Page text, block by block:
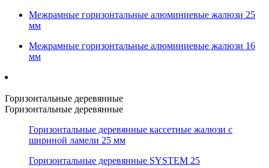
Межрамные горизонтальные алюминиевые жалюзи 25
мм
Межрамные горизонтальные алюминиевые жалюзи 16
мм
Горизонтальные деревянные
Горизонтальные деревянные
Горизонтальные деревянные кассетные жалюзи с
шириной ламели 25 мм
Горизонтальные деревянные SYSTEM 25